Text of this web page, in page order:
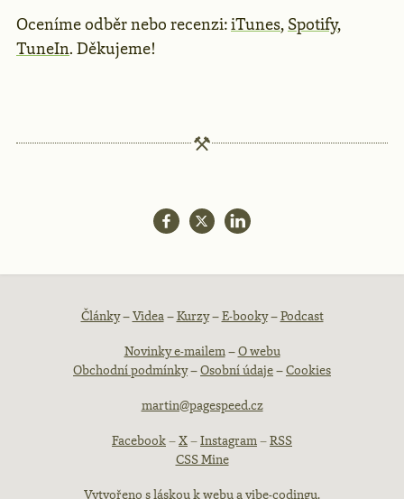
Oceníme odběr nebo recenzi:iTunes, Spotify,
TuneIn. Děkujeme!
Patička
webu
Články–Videa–Kurzy–E-booky–Podcast
Novinky e-mailem–O webu
Obchodní podmínky–Osobní údaje–Cookies
martin@pagespeed.cz
Facebook–X–Instagram–RSS
CSS Mine
Vytvořeno s láskou k webu a vibe-codingu.